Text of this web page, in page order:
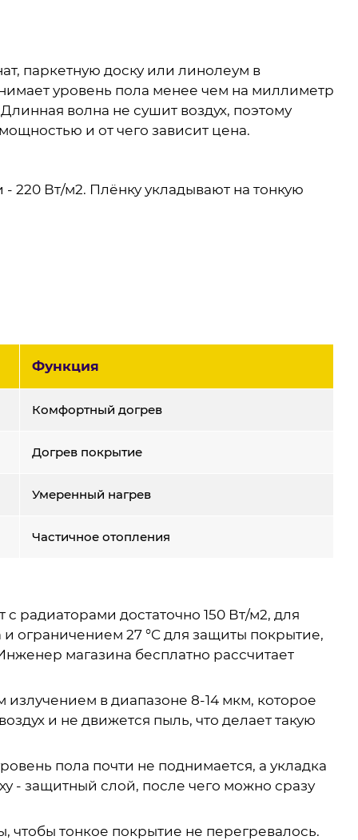
паркетную доску или линолеум в
уровень пола менее чем на миллиметр
волна не сушит воздух, поэтому
и от чего зависит цена.
220 Вт/м2. Плёнку укладывают на тонкую
Функция
Комфортный догрев
Догрев покрытие
Умеренный нагрев
Частичное отопления
радиаторами достаточно 150 Вт/м2, для
ограничением 27 °C для защиты покрытие,
магазина бесплатно рассчитает
в диапазоне 8-14 мкм, которое
и не движется пыль, что делает такую
пола почти не поднимается, а укладка
- защитный слой, после чего можно сразу
тонкое покрытие не перегревалось.